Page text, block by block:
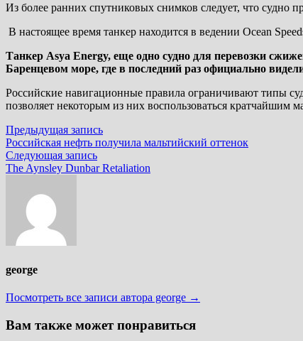
Из более ранних спутниковых снимков следует, что судно
В настоящее время танкер находится в ведении Ocean
Танкер Asya Energy, еще одно судно для перевозки
Баренцевом море, где в последний раз официально
Российские навигационные правила ограничивают типы
позволяет некоторым из них воспользоваться кратчайшим
Навигация
по
записям
Предыдущая записьПредыдущая
запись:
Российская нефть получила мальтийский оттенок
Следующая записьСледующая
запись:
The Aynsley Dunbar Retaliation
george
Посмотреть все записи автора george →
Вам также может понравиться